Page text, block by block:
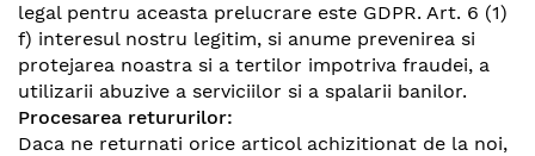
legal pentru aceasta prelucrare este GDPR. Art. 6 (1)
f) interesul nostru legitim, si anume prevenirea si
protejarea noastra si a tertilor impotriva fraudei, a
utilizarii abuzive a serviciilor si a spalarii banilor.
Procesarea retururilor:
Daca ne returnati orice articol achizitionat de la noi,